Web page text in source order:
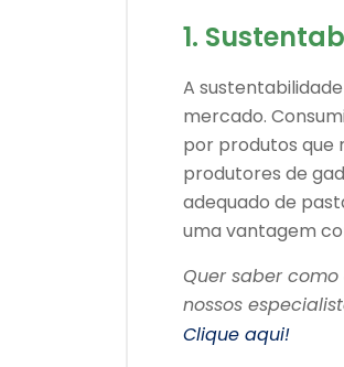
1.
A
mercado.
por produtos que
produtores de
adequado de
uma vantagem
Quer saber
nossos
Clique aqui!